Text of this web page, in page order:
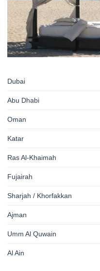
Dubai
Abu Dhabi
Oman
Katar
Ras Al-Khaimah
Fujairah
Sharjah / Khorfakkan
Ajman
Umm Al Quwain
Al Ain